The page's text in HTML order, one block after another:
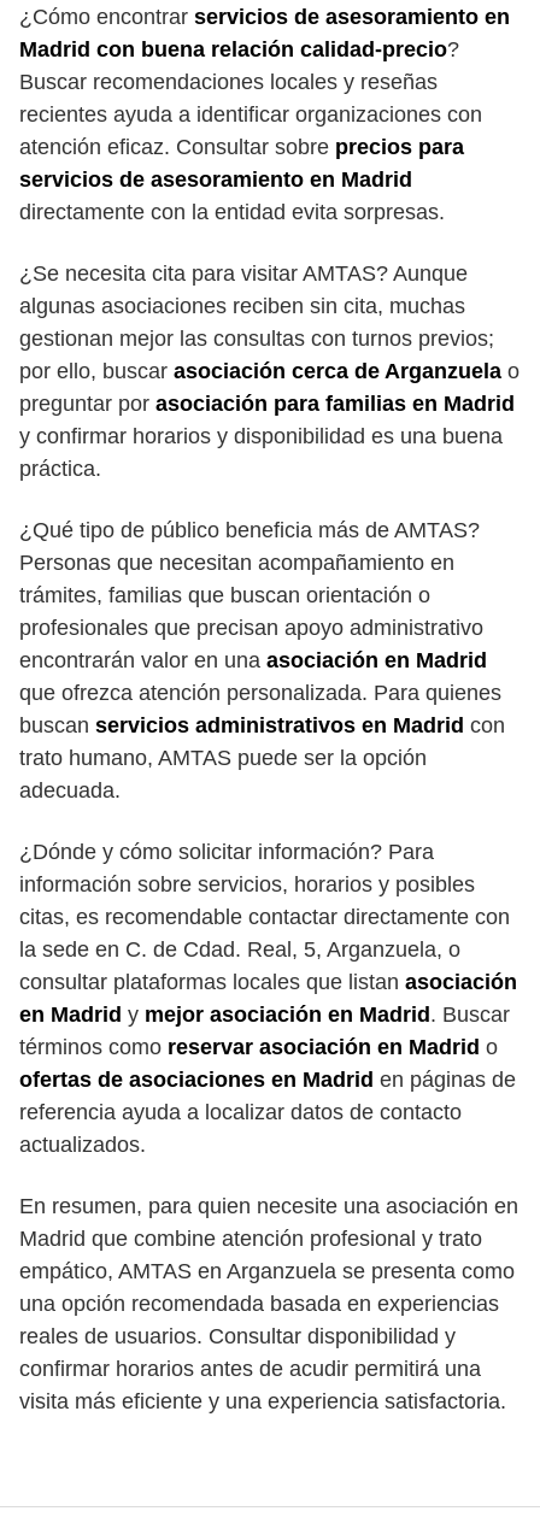
¿Cómo encontrar servicios de asesoramiento en
Madrid con buena relación calidad-precio?
Buscar recomendaciones locales y reseñas
recientes ayuda a identificar organizaciones con
atención eficaz. Consultar sobre precios para
servicios de asesoramiento en Madrid
directamente con la entidad evita sorpresas.
¿Se necesita cita para visitar AMTAS? Aunque
algunas asociaciones reciben sin cita, muchas
gestionan mejor las consultas con turnos previos;
por ello, buscar asociación cerca de Arganzuela o
preguntar por asociación para familias en Madrid
y confirmar horarios y disponibilidad es una buena
práctica.
¿Qué tipo de público beneficia más de AMTAS?
Personas que necesitan acompañamiento en
trámites, familias que buscan orientación o
profesionales que precisan apoyo administrativo
encontrarán valor en una asociación en Madrid
que ofrezca atención personalizada. Para quienes
buscan servicios administrativos en Madrid con
trato humano, AMTAS puede ser la opción
adecuada.
¿Dónde y cómo solicitar información? Para
información sobre servicios, horarios y posibles
citas, es recomendable contactar directamente con
la sede en C. de Cdad. Real, 5, Arganzuela, o
consultar plataformas locales que listan asociación
en Madrid y mejor asociación en Madrid . Buscar
términos como reservar asociación en Madrid o
ofertas de asociaciones en Madrid en páginas de
referencia ayuda a localizar datos de contacto
actualizados.
En resumen, para quien necesite una asociación en
Madrid que combine atención profesional y trato
empático, AMTAS en Arganzuela se presenta como
una opción recomendada basada en experiencias
reales de usuarios. Consultar disponibilidad y
confirmar horarios antes de acudir permitirá una
visita más eficiente y una experiencia satisfactoria.